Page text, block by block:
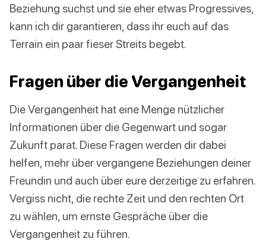
Beziehung suchst und sie eher etwas Progressives,
kann ich dir garantieren, dass ihr euch auf das
Terrain ein paar fieser Streits begebt.
Fragen über die Vergangenheit
Die Vergangenheit hat eine Menge nützlicher
Informationen über die Gegenwart und sogar
Zukunft parat. Diese Fragen werden dir dabei
helfen, mehr über vergangene Beziehungen deiner
Freundin und auch über eure derzeitige zu erfahren.
Vergiss nicht, die rechte Zeit und den rechten Ort
zu wählen, um ernste Gespräche über die
Vergangenheit zu führen.